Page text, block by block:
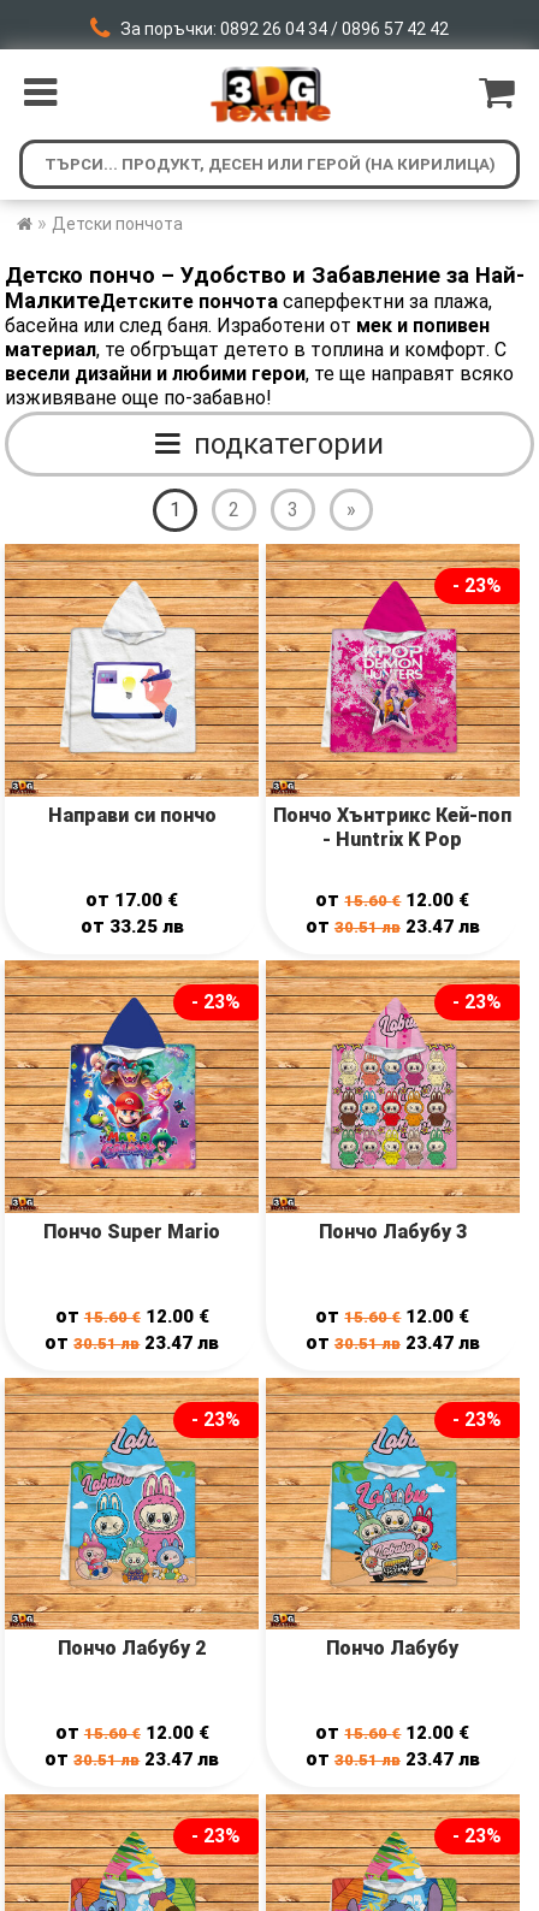
За поръчки: 0892 26 04 34 / 0896 57 42 42
» Детски пончота
Детско пончо – Удобство и Забавление за Най-
МалкитеДетските пончота саперфектни за плажа,
басейна или след баня. Изработени от мек и попивен
материал, те обгръщат детето в топлина и комфорт. С
весели дизайни и любими герои, те ще направят всяко
изживяване още по-забавно!
подкатегории
1 2 3 »
Направи си пончо
от 17.00 €
от 33.25 лв
- 23%
Пончо Хънтрикс Кей-поп
- Huntrix K Pop
от15.60€ 12.00 €
от 30.51лв 23.47 лв
- 23%
Пончо Super Mario
от15.60€ 12.00 €
от30.51лв 23.47лв
- 23%
Пончо Лабубу 3
от15.60€ 12.00 €
от 30.51лв 23.47 лв
- 23%
Пончо Лабубу 2
от15.60€ 12.00 €
от30.51лв 23.47лв
- 23%
Пончо Лабубу
от15.60€ 12.00 €
от 30.51лв 23.47 лв
- 23% - 23%